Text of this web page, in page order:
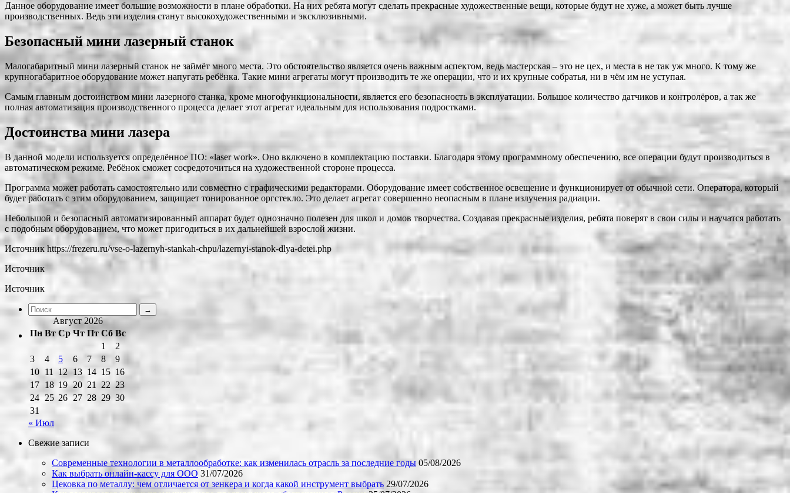
Данное оборудование имеет большие возможности в плане обработки. На них ребята могут сделать прекрасные художественные вещи, которые будут не хуже, а может быть лучше
производственных. Ведь эти изделия станут высокохудожественными и эксклюзивными.
Безопасный мини лазерный станок
Малогабаритный мини лазерный станок не займёт много места. Это обстоятельство является очень важным аспектом, ведь мастерская – это не цех, и места в не так уж много. К тому же
крупногабаритное оборудование может напугать ребёнка. Такие мини агрегаты могут производить те же операции, что и их крупные собратья, ни в чём им не уступая.
Самым главным достоинством мини лазерного станка, кроме многофункциональности, является его безопасность в эксплуатации. Большое количество датчиков и контролёров, а так же
полная автоматизация производственного процесса делает этот агрегат идеальным для использования подростками.
Достоинства мини лазера
В данной модели используется определённое ПО: «laser work». Оно включено в комплектацию поставки. Благодаря этому программному обеспечению, все операции будут производиться в
автоматическом режиме. Ребёнок сможет сосредоточиться на художественной стороне процесса.
Программа может работать самостоятельно или совместно с графическими редакторами. Оборудование имеет собственное освещение и функционирует от обычной сети. Оператора, который
будет работать с этим оборудованием, защищает тонированное оргстекло. Это делает агрегат совершенно неопасным в плане излучения радиации.
Небольшой и безопасный автоматизированный аппарат будет однозначно полезен для школ и домов творчества. Создавая прекрасные изделия, ребята поверят в свои силы и научатся работать
с подобным оборудованием, что может пригодиться в их дальнейшей взрослой жизни.
Источникhttps://frezeru.ru/vse-o-lazernyh-stankah-chpu/lazernyi-stanok-dlya-detei.php
Источник
Источник
Август 2026
Пн Вт Ср Чт Пт Сб Вс
1
2
3
4 5 6 7 8
9
10 11 12 13 14 15 16
17 18 19 20 21 22 23
24 25 26 27 28 29 30
31
« Июл
Свежие записи
Современные технологии в металлообработке: как изменилась отрасль за последние годы 05/08/2026
Как выбрать онлайн-кассу для ООО 31/07/2026
Цековка по металлу: чем отличается от зенкера и когда какой инструмент выбрать 29/07/2026